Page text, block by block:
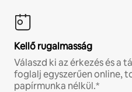
Kellő rugalmasság
Válaszd ki az érkezés és a
foglalj egyszerűen online,
papírmunka nélkül.*